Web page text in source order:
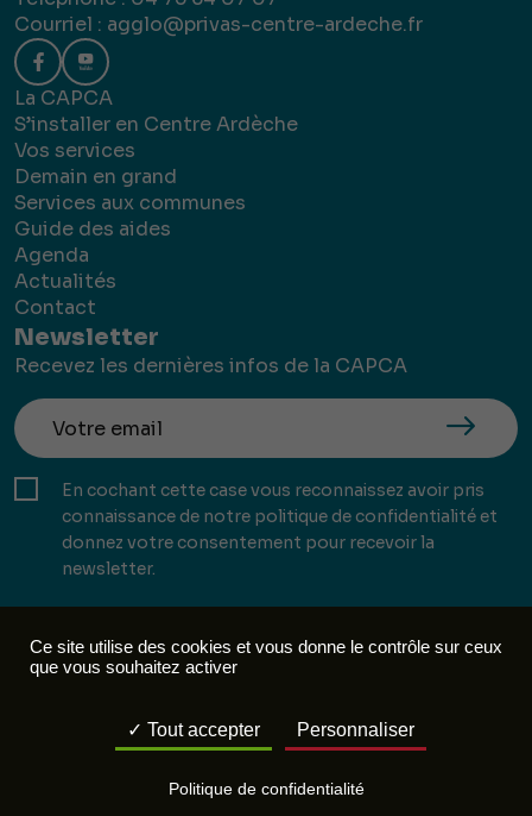
Courriel : agglo@privas-centre-ardeche.fr
La CAPCA
S’installer en Centre Ardèche
Vos services
Demain en grand
Services aux communes
Guide des aides
Agenda
Actualités
Contact
Newsletter
Recevez les dernières infos de la CAPCA
En cochant cette case vous reconnaissez avoir pris
connaissance de notre politique de confidentialité et
donnez votre consentement pour recevoir la
newsletter.
Réalisation : Mill, Privas
Ce site utilise des cookies et vous donne le contrôle sur ceux
que vous souhaitez activer
Tout accepter Personnaliser
Politique de confidentialité